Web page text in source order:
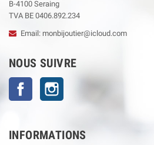
B-4100 Seraing
TVA BE 0406.892.234
Email: monbijoutier@icloud.com
NOUS SUIVRE
Facebook
INFORMATIONS